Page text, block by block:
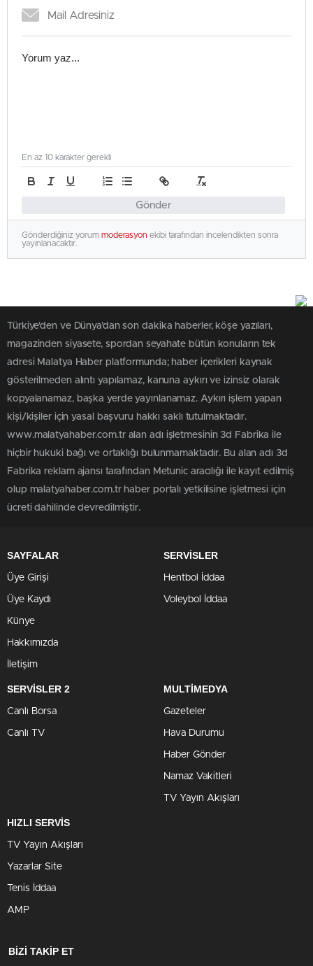
Gönder
En az 10 karakter gerekli
Gönderdiğiniz yorum moderasyon ekibi tarafından incelendikten sonra
yayınlanacaktır.
Türkiye'den ve Dünya’dan son dakika haberler, köşe yazıları,
magazinden siyasete, spordan seyahate bütün konuların tek
adresi Malatya Haber platformunda; haber içerikleri kaynak
gösterilmeden alıntı yapılamaz, kanuna aykırı ve izinsiz olarak
kopyalanamaz, başka yerde yayınlanamaz. Aykırı işlem yapan
kişi/kişiler için yasal başvuru hakkı saklı tutulmaktadır.
www.malatyahaber.com.tr alan adı işletmesinin 3d Fabrika ile
hiçbir hukuki bağı ve ortaklığı bulunmamaktadır. Bu alan adı 3d
Fabrika reklam ajansı tarafından Metunic aracılığı ile kayıt edilmiş
olup malatyahaber.com.tr haber portalı yetkilisine işletmesi için
ücreti dahilinde devredilmiştir.
SAYFALAR
Üye Girişi
Üye Kaydı
Künye
Hakkımızda
İletişim
SERVİSLER
Hentbol İddaa
Voleybol İddaa
SERVİSLER 2
Canlı Borsa
Canlı TV
MULTİMEDYA
Gazeteler
Hava Durumu
Haber Gönder
Namaz Vakitleri
TV Yayın Akışları
HIZLI SERVİS
TV Yayın Akışları
Yazarlar Site
Tenis İddaa
AMP
BİZİ TAKİP ET